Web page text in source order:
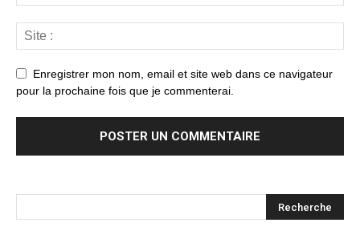
Enregistrer mon nom, email et site web dans ce navigateur
pour la prochaine fois que je commenterai.